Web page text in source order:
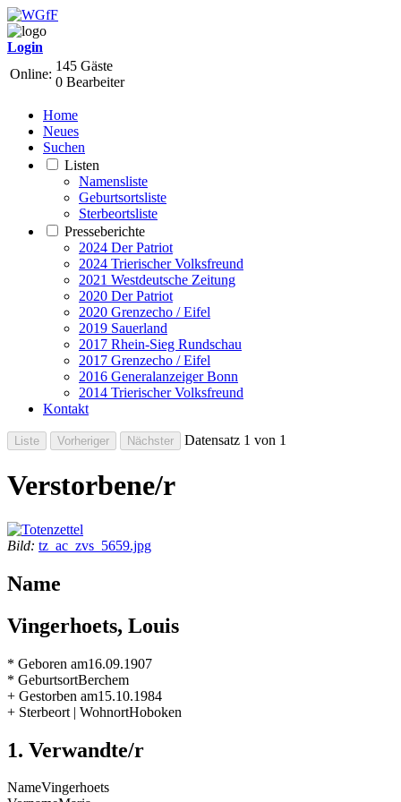
Login
Online:
145 Gäste
0 Bearbeiter
Home
Neues
Suchen
Listen
Namensliste
Geburtsortsliste
Sterbeortsliste
Presseberichte
2024 Der Patriot
2024 Trierischer Volksfreund
2021 Westdeutsche Zeitung
2020 Der Patriot
2020 Grenzecho / Eifel
2019 Sauerland
2017 Rhein-Sieg Rundschau
2017 Grenzecho / Eifel
2016 Generalanzeiger Bonn
2014 Trierischer Volksfreund
Kontakt
Datensatz 1 von 1
Verstorbene/r
Bild: tz_ac_zvs_5659.jpg
Name
Vingerhoets, Louis
* Geboren am16.09.1907
* GeburtsortBerchem
+ Gestorben am15.10.1984
+ Sterbeort | WohnortHoboken
1. Verwandte/r
NameVingerhoets